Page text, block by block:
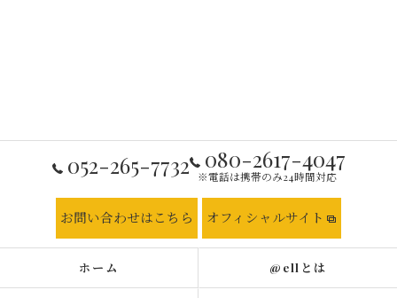
052-265-7732 080-2617-4047
※電話は携帯のみ24時間対応
お問い合わせはこちら オフィシャルサイト
ホーム @ellとは